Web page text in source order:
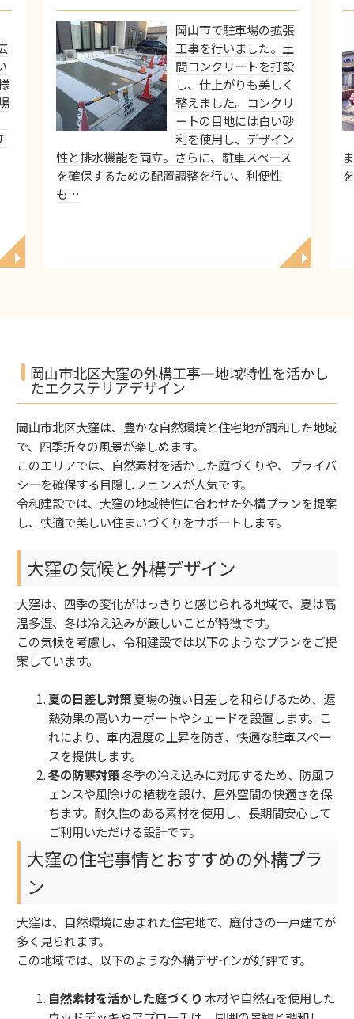
◥
岡山市で駐車場の拡張
工事を行いました。土
間コンクリートを打設
し、仕上がりも美しく
整えました。コンクリ
ートの目地には白い砂
利を使用し、デザイン
性と排水機能を両立。さらに、駐車スペース
を確保するための配置調整を行い、利便性
も…
◥
岡山市北区大窪の外構工事—地域特性を活かし
たエクステリアデザイン
岡山市北区大窪は、豊かな自然環境と住宅地が調和した地域
で、四季折々の風景が楽しめます。
このエリアでは、自然素材を活かした庭づくりや、プライバ
シーを確保する目隠しフェンスが人気です。
令和建設では、大窪の地域特性に合わせた外構プランを提案
し、快適で美しい住まいづくりをサポートします。
大窪の気候と外構デザイン
大窪は、四季の変化がはっきりと感じられる地域で、夏は高
温多湿、冬は冷え込みが厳しいことが特徴です。
この気候を考慮し、令和建設では以下のようなプランをご提
案しています。
夏の日差し対策夏場の強い日差しを和らげるため、遮
熱効果の高いカーポートやシェードを設置します。こ
れにより、車内温度の上昇を防ぎ、快適な駐車スペー
スを提供します。
冬の防寒対策冬季の冷え込みに対応するため、防風フ
ェンスや風除けの植栽を設け、屋外空間の快適さを保
ちます。耐久性のある素材を使用し、長期間安心して
ご利用いただける設計です。
大窪の住宅事情とおすすめの外構プラ
ン
大窪は、自然環境に恵まれた住宅地で、庭付きの一戸建てが
多く見られます。
この地域では、以下のような外構デザインが好評です。
自然素材を活かした庭づくり 木材や自然石を使用した